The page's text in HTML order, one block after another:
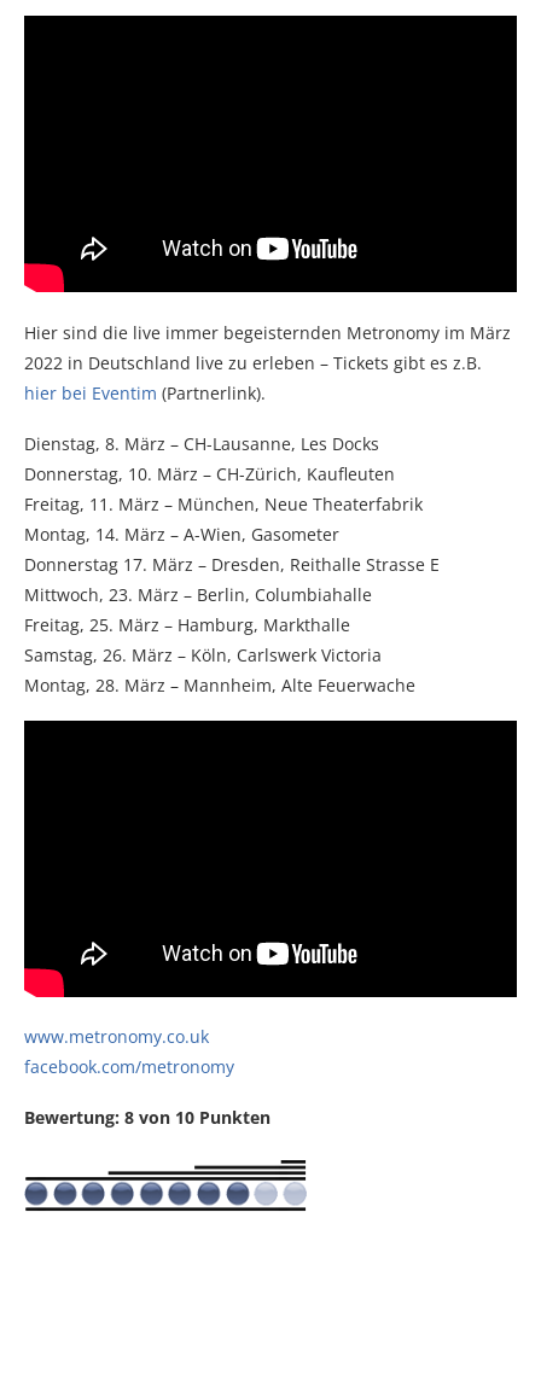
Hier sind die live immer begeisternden Metronomy im März
2022 in Deutschland live zu erleben – Tickets gibt es z.B.
hier bei Eventim (Partnerlink).
Dienstag, 8. März – CH-Lausanne, Les Docks
Donnerstag, 10. März – CH-Zürich, Kaufleuten
Freitag, 11. März – München, Neue Theaterfabrik
Montag, 14. März – A-Wien, Gasometer
Donnerstag 17. März – Dresden, Reithalle Strasse E
Mittwoch, 23. März – Berlin, Columbiahalle
Freitag, 25. März – Hamburg, Markthalle
Samstag, 26. März – Köln, Carlswerk Victoria
Montag, 28. März – Mannheim, Alte Feuerwache
www.metronomy.co.uk
facebook.com/metronomy
Bewertung: 8 von 10 Punkten